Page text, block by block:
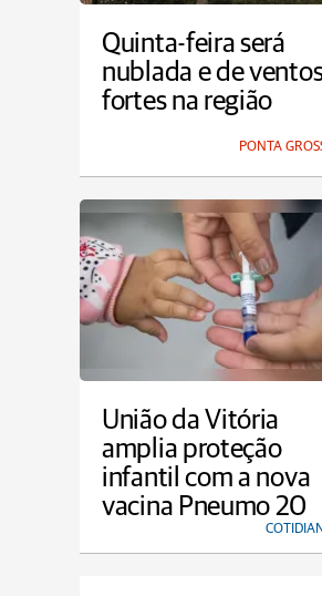
Quinta-feira será
nublada e de
fortes na região
PONTA
União da Vitória
amplia proteção
infantil com a nova
vacina Pneumo 20